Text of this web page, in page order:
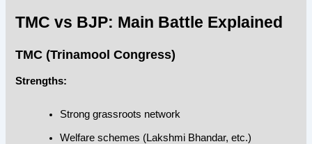
TMC vs BJP: Main Battle Explained
TMC (Trinamool Congress)
Strengths:
Strong grassroots network
Welfare schemes (Lakshmi Bhandar, etc.)